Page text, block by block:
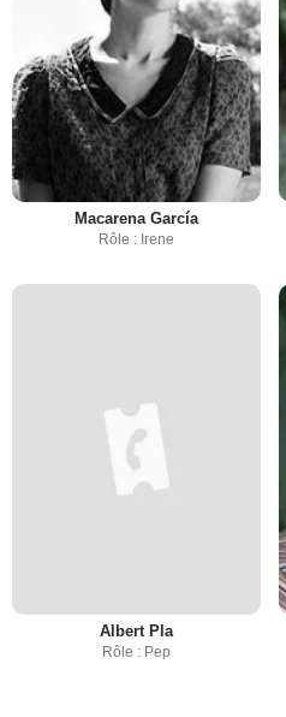
Macarena García
Rôle : Irene
Albert Pla
Rôle : Pep